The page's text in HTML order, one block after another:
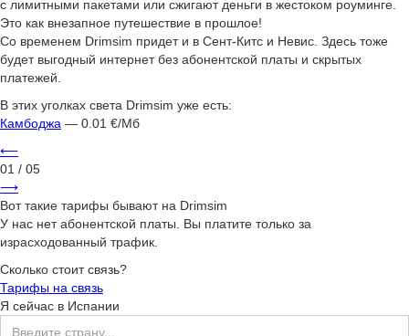
с лимитными пакетами или сжигают деньги в жестоком роуминге.
Это как внезапное путешествие в прошлое!
Со временем Drimsim придет и в Сент-Китс и Невис. Здесь тоже
будет выгодный интернет без абонентской платы и скрытых
платежей.
В этих уголках света Drimsim уже есть:
Камбоджа — 0.01 €/Мб
⟵
01 / 05
⟶
Вот такие тарифы бывают на Drimsim
У нас нет абонентской платы. Вы платите только за
израсходованный трафик.
Сколько стоит связь?
Тарифы на связь
Я сейчас в Испании